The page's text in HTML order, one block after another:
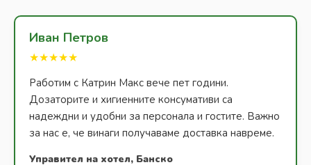
Иван Петров
★★★★★
Работим с Катрин Макс вече пет години.
Дозаторите и хигиенните консумативи са
надеждни и удобни за персонала и гостите. Важно
за нас е, че винаги получаваме доставка навреме.
Управител на хотел, Банско